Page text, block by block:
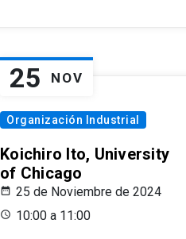
25 NOV
Organización Industrial
Koichiro Ito, University
of Chicago
25 de Noviembre de 2024
10:00 a 11:00